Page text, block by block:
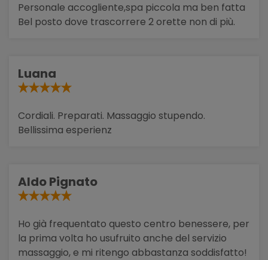
Personale accogliente,spa piccola ma ben fatta
Bel posto dove trascorrere 2 orette non di più.
Luana
Cordiali. Preparati. Massaggio stupendo.
Bellissima esperienz
Aldo Pignato
Ho già frequentato questo centro benessere, per
la prima volta ho usufruito anche del servizio
massaggio, e mi ritengo abbastanza soddisfatto!